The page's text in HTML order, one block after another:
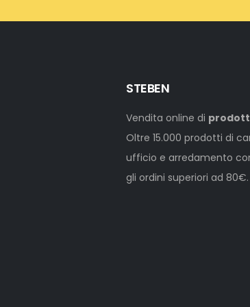
STEBEN
Vendita online di
Oltre 15.000 prodotti di
ufficio e arredamento
gli ordini superiori ad 80€.